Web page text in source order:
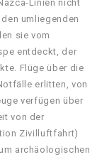
Linien nicht
umliegenden
sie vom
entdeckt, der
Flüge über die
erlitten, von
verfügen über
von der
Zivilluftfahrt)
archäologischen